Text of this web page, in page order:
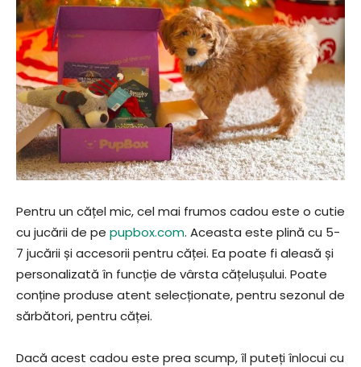
Pentru un cățel mic, cel mai frumos cadou este o cutie
cu jucării de pe pupbox.com. Aceasta este plină cu 5-
7 jucării și accesorii pentru căței. Ea poate fi aleasă și
personalizată în funcție de vârsta cățelușului. Poate
conține produse atent selecționate, pentru sezonul de
sărbători, pentru căței.
Dacă acest cadou este prea scump, îl puteți înlocui cu